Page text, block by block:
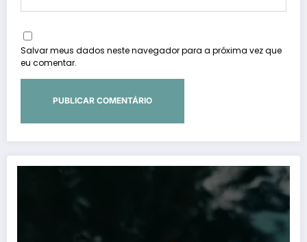
Salvar meus dados neste navegador para a próxima vez que
eu comentar.